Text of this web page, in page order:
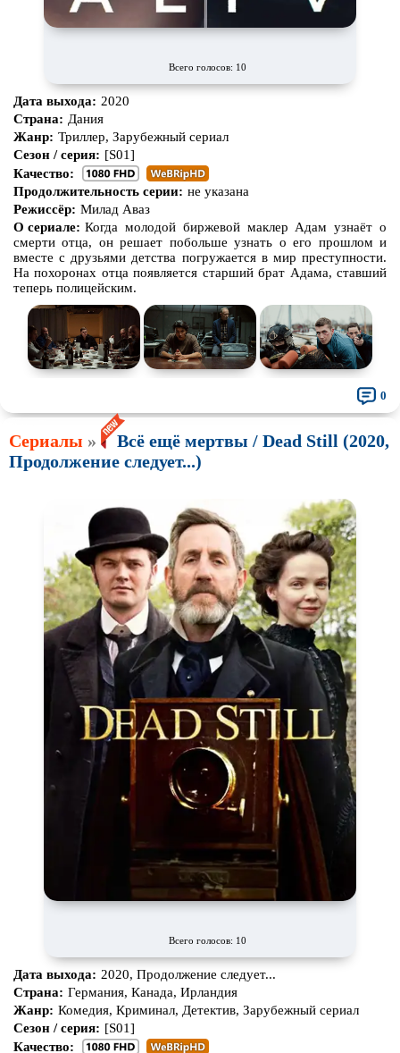
Всего голосов: 10
Дата выхода: 2020
Страна: Дания
Жанр: Триллер, Зарубежный сериал
Сезон / серия: [S01]
Качество:
Продолжительность серии: не указана
Режиссёр: Милад Аваз
О сериале: Когда молодой биржевой маклер Адам узнаёт о
смерти отца, он решает побольше узнать о его прошлом и
вместе с друзьями детства погружается в мир преступности.
На похоронах отца появляется старший брат Адама, ставший
теперь полицейским.
0
Сериалы »
Всё ещё мертвы / Dead Still (2020,
Продолжение следует...)
Всего голосов: 10
Дата выхода: 2020, Продолжение следует...
Страна: Германия, Канада, Ирландия
Жанр: Комедия, Криминал, Детектив, Зарубежный сериал
Сезон / серия: [S01]
Качество: